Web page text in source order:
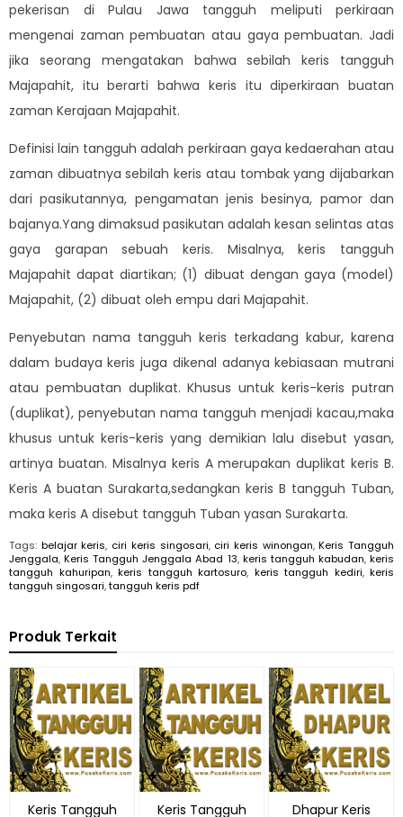
pekerisan di Pulau Jawa tangguh meliputi perkiraan
mengenai zaman pembuatan atau gaya pembuatan. Jadi
jika seorang mengatakan bahwa sebilah keris tangguh
Majapahit, itu berarti bahwa keris itu diperkiraan buatan
zaman Kerajaan Majapahit.
Definisi lain tangguh adalah perkiraan gaya kedaerahan atau
zaman dibuatnya sebilah keris atau tombak yang dijabarkan
dari pasikutannya, pengamatan jenis besinya, pamor dan
bajanya.Yang dimaksud pasikutan adalah kesan selintas atas
gaya garapan sebuah keris. Misalnya, keris tangguh
Majapahit dapat diartikan; (1) dibuat dengan gaya (model)
Majapahit, (2) dibuat oleh empu dari Majapahit.
Penyebutan nama tangguh keris terkadang kabur, karena
dalam budaya keris juga dikenal adanya kebiasaan mutrani
atau pembuatan duplikat. Khusus untuk keris-keris putran
(duplikat), penyebutan nama tangguh menjadi kacau,maka
khusus untuk keris-keris yang demikian lalu disebut yasan,
artinya buatan. Misalnya keris A merupakan duplikat keris B.
Keris A buatan Surakarta,sedangkan keris B tangguh Tuban,
maka keris A disebut tangguh Tuban yasan Surakarta.
Tags: belajar keris, ciri keris singosari, ciri keris winongan,Keris Tangguh
Jenggala,Keris Tangguh Jenggala Abad 13, keris tangguh kabudan,keris
tangguh kahuripan, keris tangguh kartosuro, keris tangguh kediri, keris
tangguh singosari,tangguh keris pdf
Produk Terkait
Keris Tangguh Keris Tangguh Dhapur Keris